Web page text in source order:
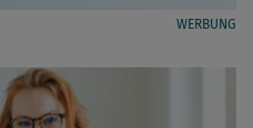
WERBUNG